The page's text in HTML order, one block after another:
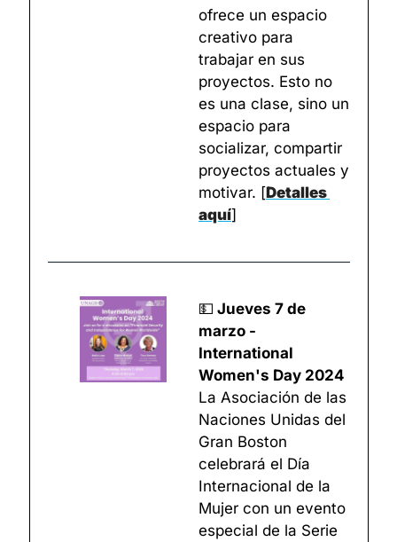
ofrece un espacio
creativo para
trabajar en sus
proyectos. Esto no
es una clase, sino un
espacio para
socializar, compartir
proyectos actuales y
motivar. [Detalles
aquí]
💵 Jueves 7 de
marzo -
International
Women's Day 2024
La Asociación de las
Naciones Unidas del
Gran Boston
celebrará el Día
Internacional de la
Mujer con un evento
especial de la Serie